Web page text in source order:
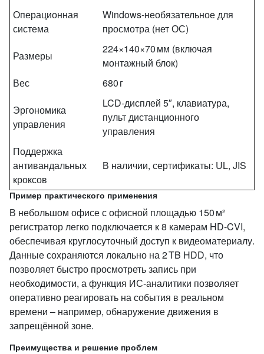
Операционная
система
Windows‑необязательное для
просмотра (нет ОС)
Размеры
224×140×70 мм (включая
монтажный блок)
Вес
680 г
Эргономика
управления
LCD‑дисплей 5″, клавиатура,
пульт дистанционного
управления
Поддержка
антивандальных
кроксов
В наличии, сертификаты: UL, JIS
Пример практического применения
В небольшом офисе с офисной площадью 150 м²
регистратор легко подключается к 8 камерам HD‑CVI,
обеспечивая круглосуточный доступ к видеоматериалу.
Данные сохраняются локально на 2 TB HDD, что
позволяет быстро просмотреть запись при
необходимости, а функция ИС‑аналитики позволяет
оперативно реагировать на события в реальном
времени – например, обнаружение движения в
запрещённой зоне.
Преимущества и решение проблем